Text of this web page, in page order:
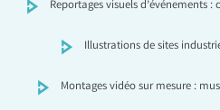
Reportages visuels d’événements
Illustrations de sites
Montages vidéo sur mesure :